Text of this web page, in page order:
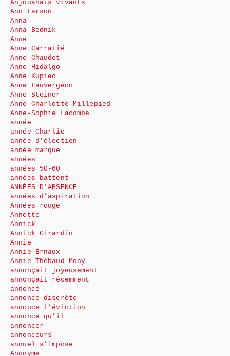
Anjouanais vivants
Ann Larson
Anna
Anna Bednik
Anne
Anne Carratié
Anne Chaudet
Anne Hidalgo
Anne Kupiec
Anne Lauvergeon
Anne Steiner
Anne-Charlotte Millepied
Anne-Sophie Lacombe
année
année Charlie
année d’élection
année marque
années
années 50-60
années battent
ANNÉES D’ABSENCE
années d’aspiration
Années rouge
Annette
Annick
Annick Girardin
Annie
Annie Ernaux
Annie Thébaud-Mony
annonçait joyeusement
annonçait récemment
annoncé
annonce discrète
annonce l’éviction
annonce qu’il
annoncer
annonceurs
annuel s’impose
Anonyme